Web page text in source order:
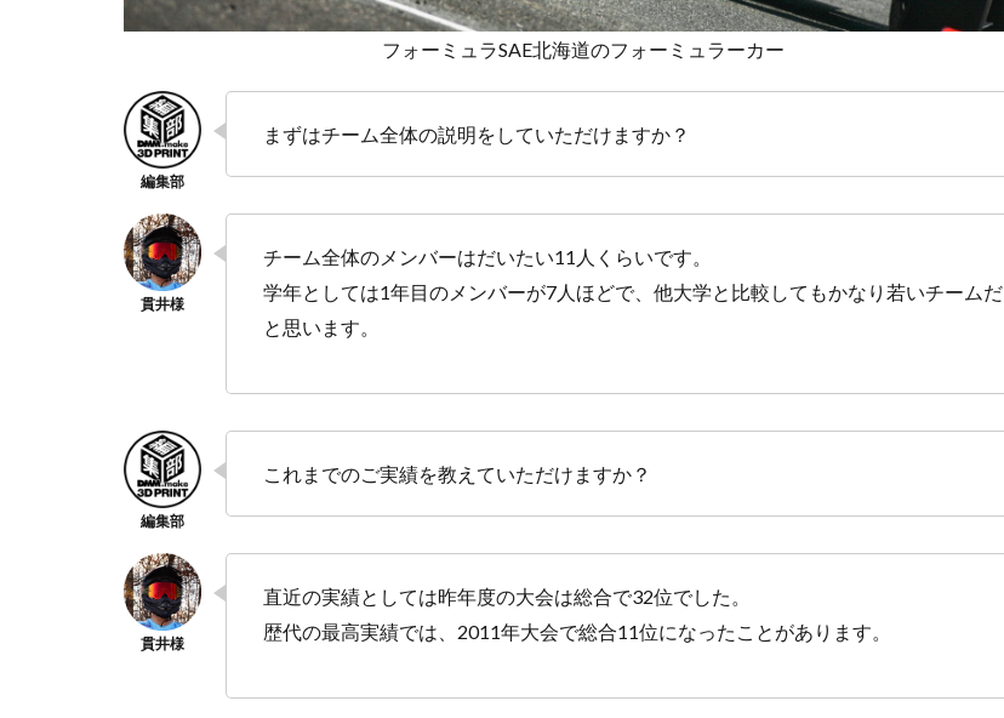
フォーミュラSAE北海道のフォーミュラーカー
まずはチーム全体の説明をしていただけますか？
チーム全体のメンバーはだいたい11人くらいです。
学年としては1年目のメンバーが7人ほどで、他大学と比較してもかなり若いチームだ
と思います。
これまでのご実績を教えていただけますか？
直近の実績としては昨年度の大会は総合で32位でした。
歴代の最高実績では、2011年大会で総合11位になったことがあります。